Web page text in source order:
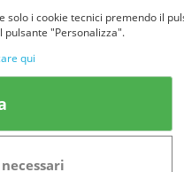
Servizio
i cookie tecnici premendo il
"Personalizza".
qui